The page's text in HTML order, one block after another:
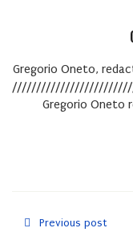
Gregorio Oneto,
Gregorio Oneto
Previous post